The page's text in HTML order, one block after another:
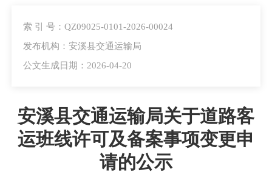
索 引 号：QZ09025-0101-2026-00024
发布机构：安溪县交通运输局
公文生成日期：2026-04-20
安溪县交通运输局关于道路客
运班线许可及备案事项变更申
请的公示